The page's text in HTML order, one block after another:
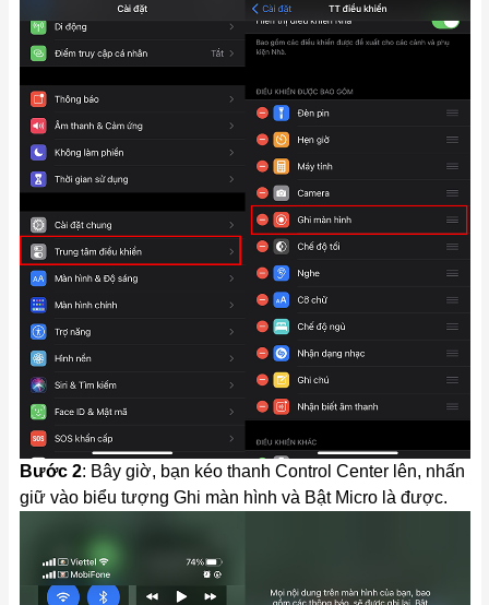
Bước 2: Bây giờ, bạn kéo thanh Control Center lên, nhấn
giữ vào biểu tượng Ghi màn hình và Bật Micro là được.